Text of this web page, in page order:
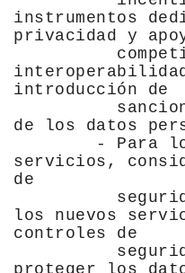
instrumentos
privacidad y
introducción de
sanciones
de los datos
- Para los
servicios,
de
seguridad/
los nuevos
controles de
seguridad
proteger los